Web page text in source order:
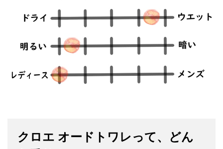
クロエ オードトワレって、どん